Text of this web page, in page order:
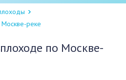
Москве-реке
по Москве-